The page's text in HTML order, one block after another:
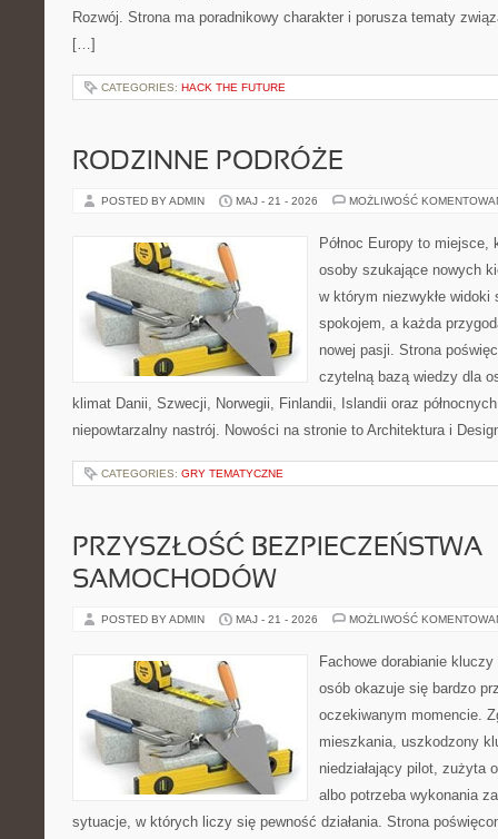
Rozwój. Strona ma poradnikowy charakter i porusza tematy
[…]
CATEGORIES: HACK THE FUTURE
RODZINNE PODRÓŻE
POSTED BY ADMIN MAJ - 21 - 2026 MOŻLIWOŚĆ
Północ Europy to miejsce,
osoby szukające nowych
w którym niezwykłe
spokojem, a każda
nowej pasji. Strona
czytelną bazą wiedzy dla
klimat Danii, Szwecji, Norwegii, Finlandii, Islandii oraz
niepowtarzalny nastrój. Nowości na stronie to Architektura i
CATEGORIES: GRY TEMATYCZNE
PRZYSZŁOŚĆ BEZPIECZEŃSTWA
SAMOCHODÓW
POSTED BY ADMIN MAJ - 21 - 2026 MOŻLIWOŚĆ
Fachowe dorabianie
osób okazuje się bardzo
oczekiwanym momencie.
mieszkania, uszkodzony
niedziałający pilot, zużyta
albo potrzeba wykonania
sytuacje, w których liczy się pewność działania. Strona